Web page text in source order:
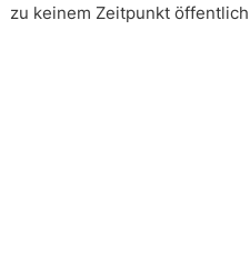
zu keinem Zeitpunkt